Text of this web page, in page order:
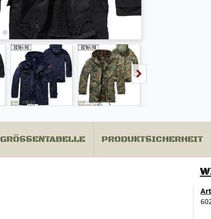
GRÖSSENTABELLE PRODUKTSICHERHEIT